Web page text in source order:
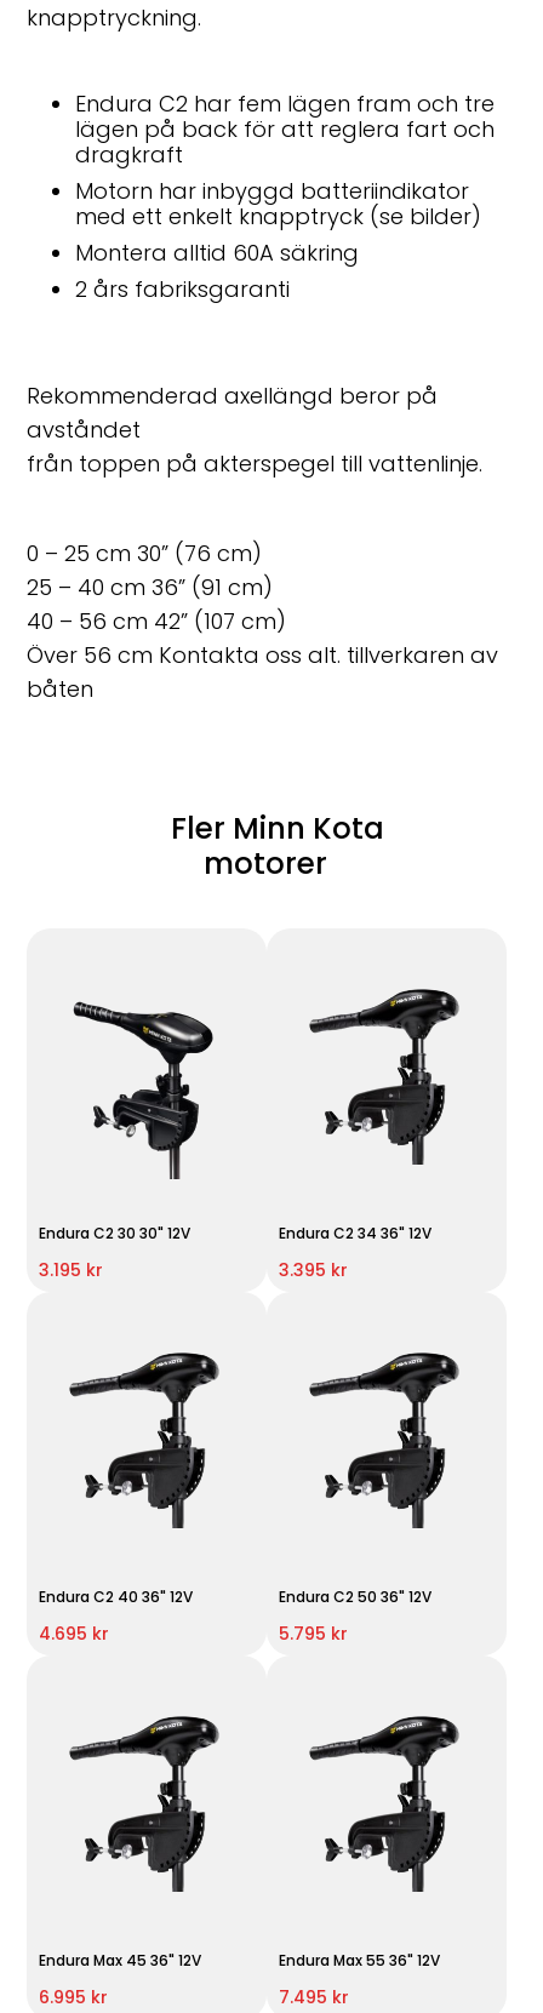
knapptryckning.
Endura C2 har fem lägen fram och tre
lägen på back för att reglera fart och
dragkraft
Motorn har inbyggd batteriindikator
med ett enkelt knapptryck (se bilder)
Montera alltid 60A säkring
2 års fabriksgaranti
Rekommenderad axellängd beror på
avståndet
från toppen på akterspegel till vattenlinje.
0 – 25 cm 30” (76 cm)
25 – 40 cm 36” (91 cm)
40 – 56 cm 42” (107 cm)
Över 56 cm Kontakta oss alt. tillverkaren av
båten
Fler Minn Kota
motorer
Endura C2 30 30" 12V
3.195 kr
Endura C2 34 36" 12V
3.395 kr
Endura C2 40 36" 12V
4.695 kr
Endura C2 50 36" 12V
5.795 kr
Endura Max 45 36" 12V
6.995 kr
Endura Max 55 36" 12V
7.495 kr